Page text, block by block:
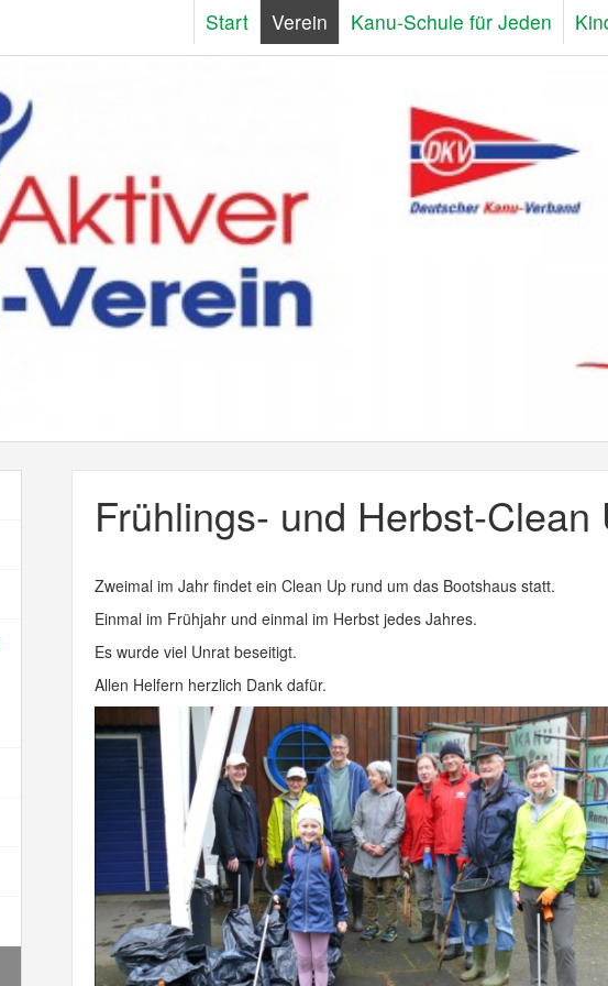
Start Verein Kanu-Schule für Jeden
Frühlings- und Herbst-Clean
Zweimal im Jahr findet ein Clean Up rund um das Bootshaus statt.
Einmal im Frühjahr und einmal im Herbst jedes Jahres.
Es wurde viel Unrat beseitigt.
Allen Helfern herzlich Dank dafür.